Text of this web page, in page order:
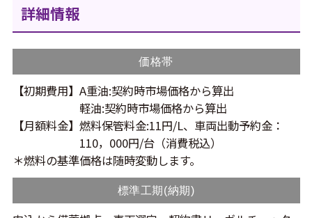
詳細情報
価格帯
【初期費用】 A重油:契約時市場価格から算出
軽油:契約時市場価格から算出
【月額料金】 燃料保管料金:11円/L、車両出動予約金：
110，000円/台（消費税込）
＊燃料の基準価格は随時変動します。
標準工期(納期)